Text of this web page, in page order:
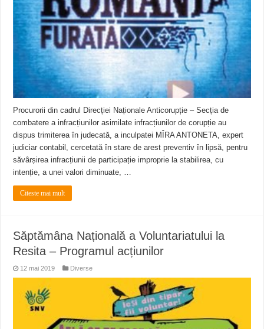
Miresme de lavandă, mentă și flori de vară și râsete de copii la Carașova VIDEO
ANUNȚ OPRIRE APĂ în Reșița – avarie – 04.08.2026 – str. Văliugului și
Procurorii din cadrul Direcției Naționale Anticorupție – Secția de
combatere a infracțiunilor asimilate infracțiunilor de corupție au
dispus trimiterea în judecată, a inculpatei MÎRA ANTONETA, expert
judiciar contabil, cercetată în stare de arest preventiv în lipsă, pentru
săvârșirea infracțiunii de participație improprie la stabilirea, cu
intenție, a unei valori diminuate, …
Citeste mai mult
Săptămâna Națională a Voluntariatului la
Resita – Programul acțiunilor
12 mai 2019 Diverse